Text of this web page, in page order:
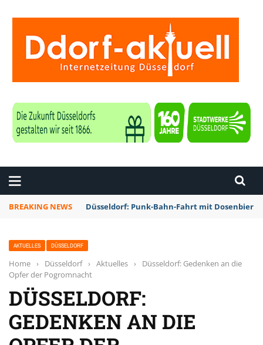
BREAKING NEWS Düsseldorf: Punk-Bahn-Fahrt mit Dosenbier
AKTUELLES DÜSSELDORF
Home › Düsseldorf › Aktuelles ›
Düsseldorf: Gedenken an die
Opfer der Pogromnacht
DÜSSELDORF:
GEDENKEN AN DIE